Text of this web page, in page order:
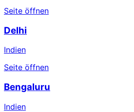
Seite öffnen
Delhi
Indien
Seite öffnen
Bengaluru
Indien